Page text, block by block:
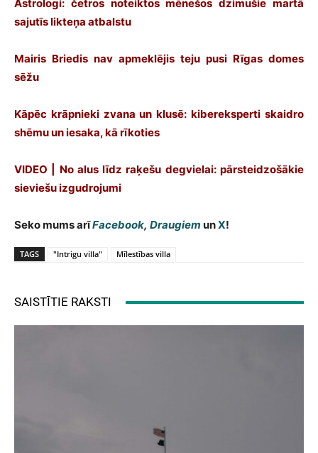
Astrologi: četros noteiktos mēnešos dzimušie martā
sajutīs likteņa atbalstu
Mairis Briedis nav apmeklējis teju pusi Rīgas domes
sēžu
Kāpēc krāpnieki zvana un klusē: kibereksperti skaidro
shēmu un iesaka, kā rīkoties
VIDEO | No alus līdz raķešu degvielai: pārsteidzošākie
sieviešu izgudrojumi
Seko mums arīFacebook, Draugiem unX!
TAGS "Intrigu villa" Mīlestības villa
SAISTĪTIE RAKSTI